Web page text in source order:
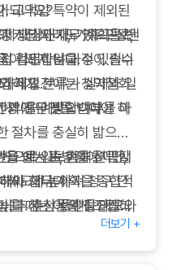
.
대상인지, 가족 구성원
확인합니다.
직업 분류가 실제와 일
익을 예방합니다.
고액암 특약이 제외된
커진 사례도 있으므로,
검토하는 과정이 필수
되나요?
상태와 재무 계획을 반
이 되지 않을 수 있습니
세요.
외에 무엇을 받아야 하
예시표, 손해율 공시
야 합니다.
을 때는 어떻게 조정하
리해 우선순위를 정하
하기 전에는 청약철회
강 진단 필요 여부를 마
절차를 충실히 밟으면
으로 암보험을 선택할
해도가 높아져 청구 단
다. 추천 플랜을 메모와
함께 의사결정을 내릴
받는 출발점이지만,
와 재무 계획을 종합적
. 추천 상품의 장단점을
안과 비교 검토한 후 신
올바른 암보험추천 검
더보기 +